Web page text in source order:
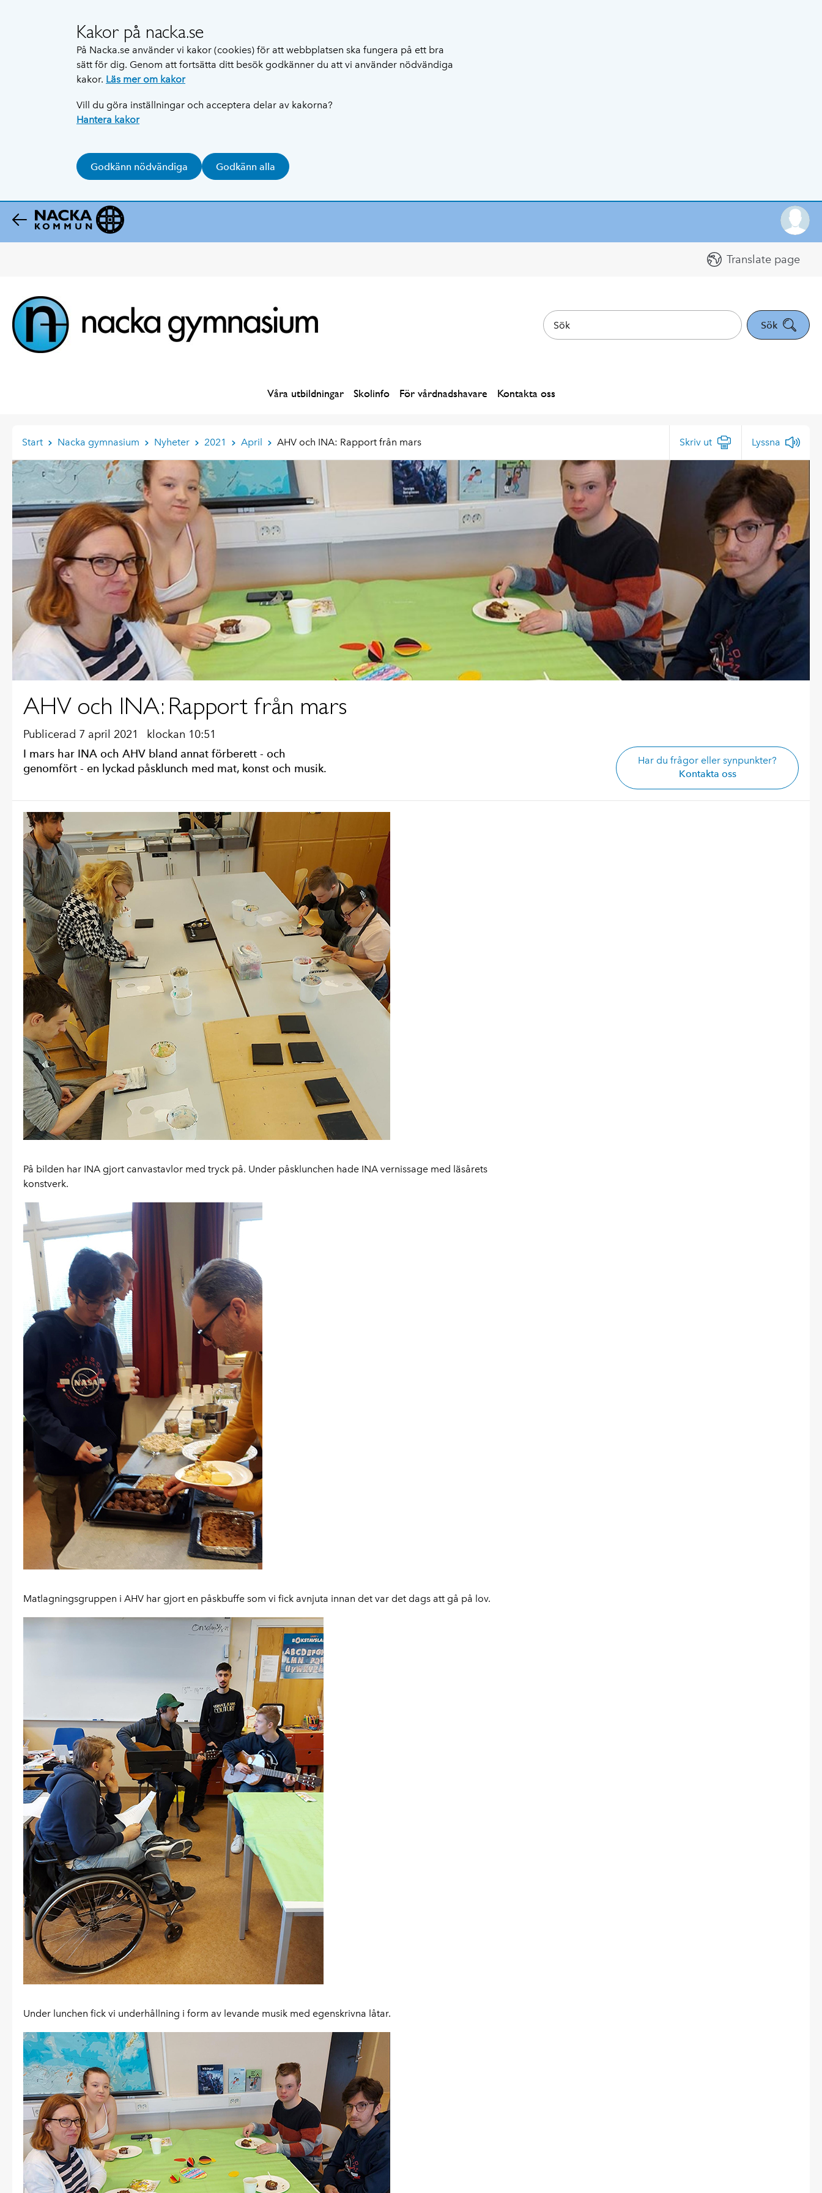
Kakor på nacka.se
På Nacka.se använder vi kakor (cookies) för att webbplatsen ska fungera på ett bra
sätt för dig. Genom att fortsätta ditt besök godkänner du att vi använder nödvändiga
kakor. Läs mer om kakor
Vill du göra inställningar och acceptera delar av kakorna?
Hantera kakor
Godkänn nödvändiga Godkänn alla
Translate page
Sök
Våra utbildningar Skolinfo För vårdnadshavare Kontakta oss
Start Nacka gymnasium Nyheter 2021 April AHV och INA: Rapport från mars Skriv ut Lyssna
AHV och INA: Rapport från mars
Publicerad 7 april 2021 klockan 10:51
I mars har INA och AHV bland annat förberett - och
genomfört - en lyckad påsklunch med mat, konst och musik.
Har du frågor eller synpunkter?
Kontakta oss
På bilden har INA gjort canvastavlor med tryck på. Under påsklunchen hade INA vernissage med läsårets
konstverk.
Matlagningsgruppen i AHV har gjort en påskbuffe som vi fick avnjuta innan det var det dags att gå på lov.
Under lunchen fick vi underhållning i form av levande musik med egenskrivna låtar.